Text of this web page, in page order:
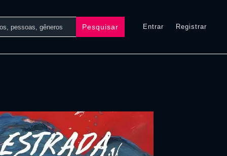
Pesquisar Entrar Registrar